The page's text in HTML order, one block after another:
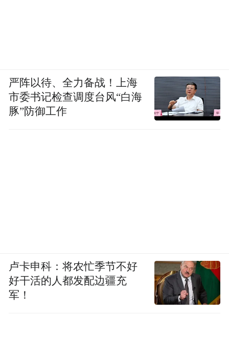
严阵以待、全力备战！上海
市委书记检查调度台风“白海
豚”防御工作
卢卡申科：将农忙季节不好
好干活的人都发配边疆充
军！